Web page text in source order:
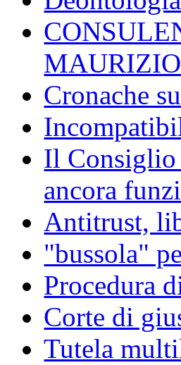
Cronache
Il Consiglio
ancora
Antitrust,
"bussola"
Procedura
Corte di
Tutela